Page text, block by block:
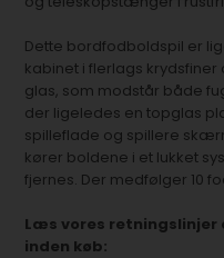
Dette bordfodboldspil er
kabinet i flerlags
glas, som modstår både
der ligeledes en topglas
spilleflade og spillere
kører boldene i et lukket
fjernes. Der medfølger 10
Læs vores retningslinjer
inden køb: